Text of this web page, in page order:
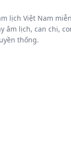
lịch Việt Nam
âm lịch, can chi,
thống.